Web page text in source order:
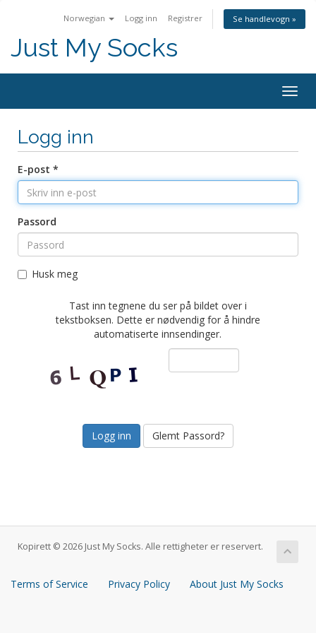
Norwegian Logg inn Registrer Se handlevogn »
Just My Socks
Logg inn
E-post *
Passord
Husk meg
Tast inn tegnene du ser på bildet over i
tekstboksen. Dette er nødvendig for å hindre
automatiserte innsendinger.
Glemt Passord?
Kopirett © 2026 Just My Socks. Alle rettigheter er reservert.
Terms of Service Privacy Policy About Just My Socks